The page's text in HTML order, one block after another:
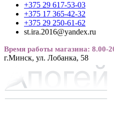
+375 29 617-53-03
+375 17 365-42-32
+375 29 250-61-62
st.ira.2016@yandex.ru
Время работы магазина: 8.00-
г.Минск, ул. Лобанка, 58